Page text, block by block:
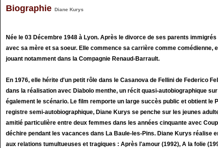
Biographie Diane Kurys
Née le 03 Décembre 1948 à Lyon. Après le divorce de ses parents
avec sa mère et sa soeur. Elle commence sa carrière comme comédienne,
jouant notamment dans la Compagnie Renaud-Barrault.
En 1976, elle hérite d'un petit rôle dans le Casanova de Fellini de Federico
dans la réalisation avec Diabolo menthe, un récit quasi-autobiographique
également le scénario. Le film remporte un large succès public et obtient le
registre semi-autobiographique, Diane Kurys se penche sur les jeunes
amitié particulière entre deux femmes dans les années cinquante avec
déchire pendant les vacances dans La Baule-les-Pins. Diane Kurys réalise
aux relations tumultueuses et tragiques : Après l'amour (1992), A la folie